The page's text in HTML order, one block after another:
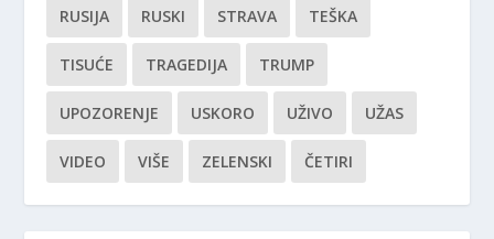
RUSIJA RUSKI STRAVA TEŠKA
TISUĆE TRAGEDIJA TRUMP
UPOZORENJE USKORO UŽIVO UŽAS
VIDEO VIŠE ZELENSKI ČETIRI